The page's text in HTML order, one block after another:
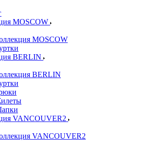
MOSCOW
MOSCOW
BERLIN
BERLIN
VANCOUVER2
VANCOUVER2